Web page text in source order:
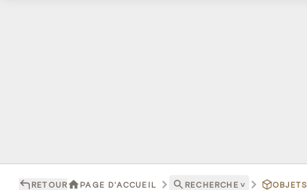
RETOUR PAGE D'ACCUEIL RECHERCHE ˅ OBJETS